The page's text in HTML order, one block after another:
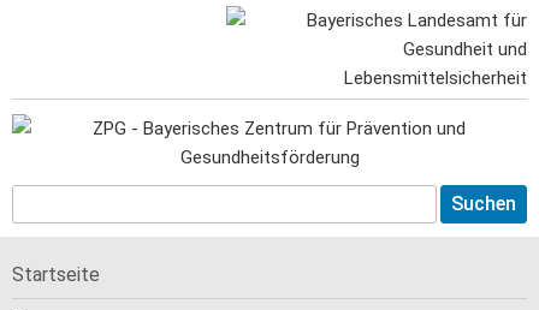
Startseite